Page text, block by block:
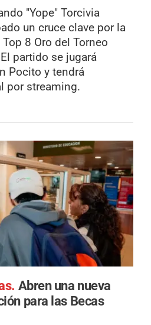
"Yope" Torcivia
un cruce clave por la
8 Oro del Torneo
partido se jugará
Pocito y tendrá
por streaming.
Abren una nueva
para las Becas